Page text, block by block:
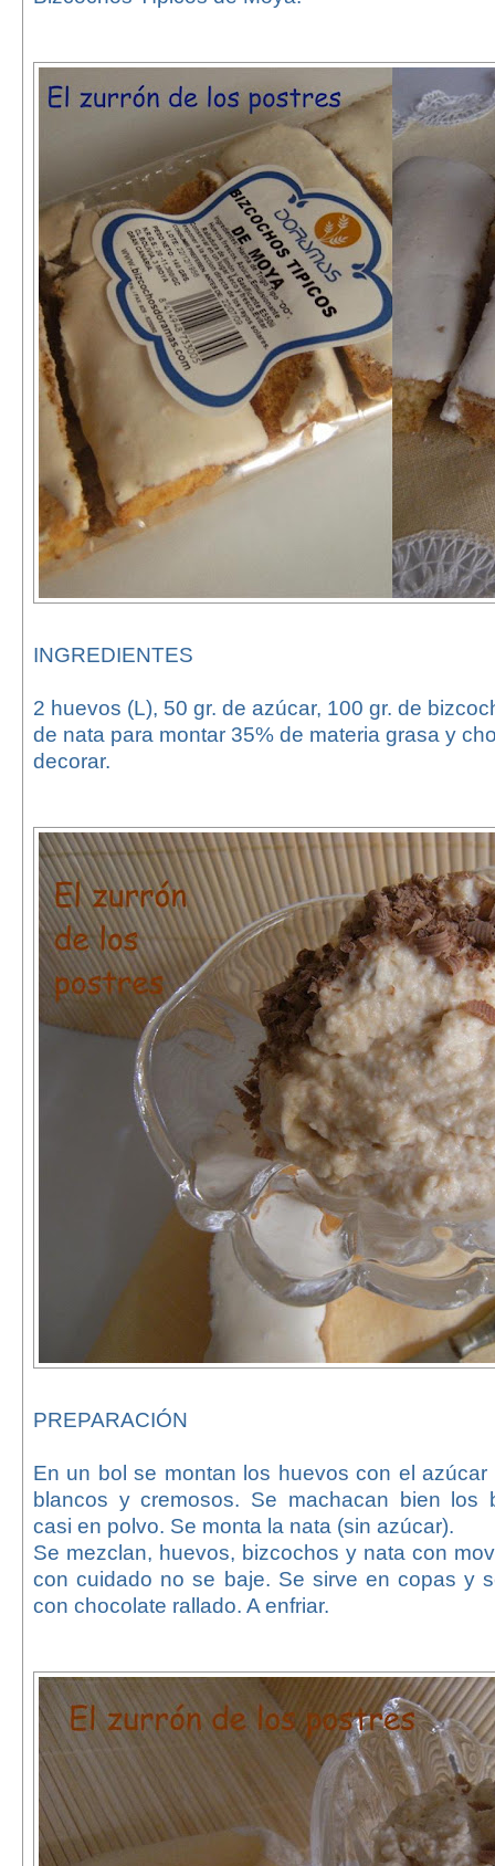
INGREDIENTES
2 huevos (L), 50 gr. de azúcar, 100 gr. de
de nata para montar 35% de materia grasa y
decorar.
PREPARACIÓN
En un bol se montan los huevos con el
blancos y cremosos. Se machacan bien los
casi en polvo. Se monta la nata (sin azúcar).
Se mezclan, huevos, bizcochos y nata con
con cuidado no se baje. Se sirve en copas y
con chocolate rallado. A enfriar.